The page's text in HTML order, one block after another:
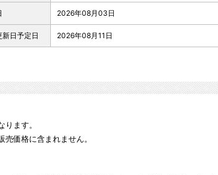
2026年08月03日
新日予定日 2026年08月11日
ます。
価格に含まれません。